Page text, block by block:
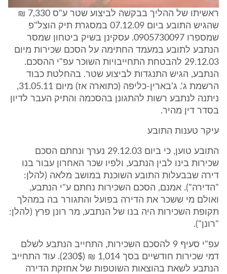
ראשיתו של ההליך בבקשה לביצוע שטר ע"ס 7,330 ₪
שהגיש התובע ביום 07.12.09 במסגרת תיק הוצל"פ
שמספרו 0905730097. עסקינן בשיק ביטחון שמסר
הנתבע לתובע במעמד החתימה על הסכם שכירות מיום
29.12.03 להבטחת התחייבויות השוכר עפ"י ההסכם.
הנתבע, הגיש התנגדות לביצוע שטר. בהחלטת כבוד
הרשמת ג'. ג'בארין-כליפה (כתוארה אז) מיום 31.05.11,
ניתנה לנתבע רשות להתגונן בהסכמה והתיק העבר לדיון
בסדר דין מהיר.
עיקר טענות התובע
התובע טוען, כי ביום 29.12.03 נערך ונחתם הסכם
שכירות בינו לבין הנתבע, ולפיו שכר האחרון עבור בנו
דירה שבבעלות התובע השוכנת במושב מלאה (להלן:
"הדירה"). אמנם, הסכם השכירות נחתם ע"י הנתבע,
ואולם מי ששכר את הדירה בפועל והתגורר בה במהלך
תקופת השכירות היה בנו של הנתבע, מר רונן פרץ (להלן:
"רונן").
עפ"י סעיף 9 להסכם השכירות, התחייב הנתבע לשלם
דמי שכירות חודשיים בסך 1,014 ₪ (230$). עוד התחייב
הנתבע לשאת בהוצאות השוטפות של אחזקת הדירה